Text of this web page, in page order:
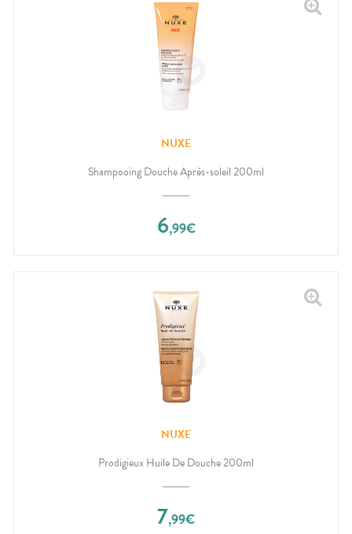
NUXE
Shampooing Douche Après-soleil 200ml
6,99€
NUXE
Prodigieux Huile De Douche 200ml
7,99€